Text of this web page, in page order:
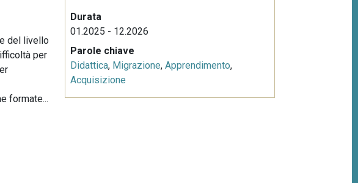
del livello
per
formate...
Durata
01.2025 - 12.2026
Parole chiave
Didattica, Migrazione, Apprendimento,
Acquisizione